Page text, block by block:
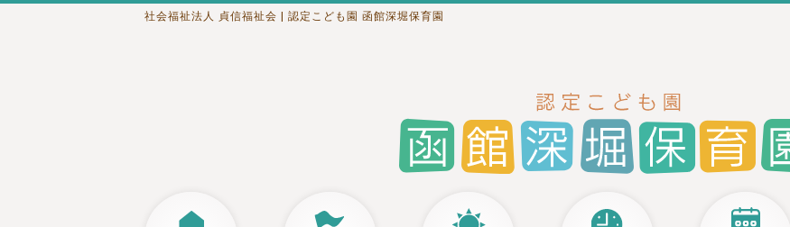
社会福祉法人 貞信福祉会 | 認定こども園 函館深堀保育園